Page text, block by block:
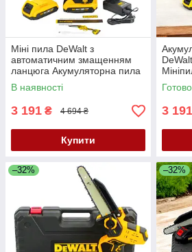
Міні пила DeWalt з
автоматичним змащенням
ланцюга Акумуляторна пила
24V 4AH Мініпила з шиною
20 см
В наявності
3 191 ₴ 4 694 ₴
Купити
3 191
–32% –32%